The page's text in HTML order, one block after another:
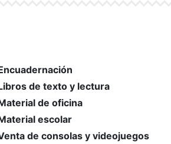
de texto y lectura
de oficina
escolar
de consolas y videojuegos